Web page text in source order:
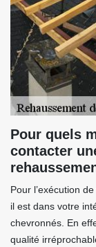
Pour quels
contacter
Pour l’exécution
il est dans votre
chevronnés. En
qualité